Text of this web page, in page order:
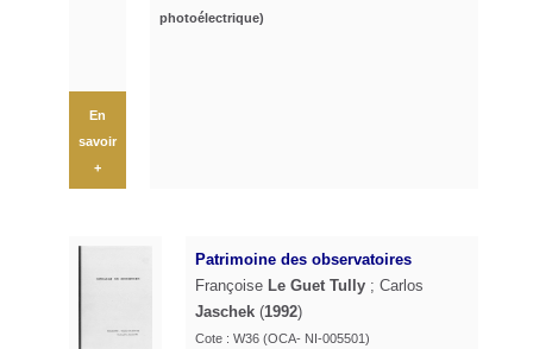
photoélectrique)
En
savoir
+
Patrimoine des observatoires
Françoise Le Guet Tully ; Carlos
Jaschek (1992)
Cote : W36 (OCA- NI-005501)